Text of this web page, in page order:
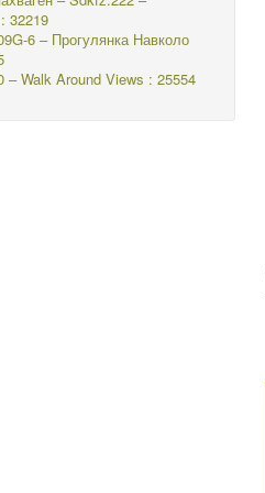
32219
6 – Прогулянка Навколо
– Walk Around Views : 25554